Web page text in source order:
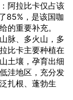
阿拉比卡仅占该
85%，是该国咖
的重要补充。
脉、多火山，多
比卡主要种植在
土壤，孕育出细
洼地区，充分发
扎根、蓬勃生